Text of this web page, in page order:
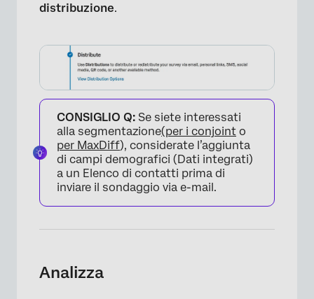
×
distribuzione.
CONSIGLIO Q: Se siete interessati
alla segmentazione(per i conjoint o
per MaxDiff), considerate l’aggiunta
di campi demografici (Dati integrati)
a un Elenco di contatti prima di
inviare il sondaggio via e-mail.
Analizza